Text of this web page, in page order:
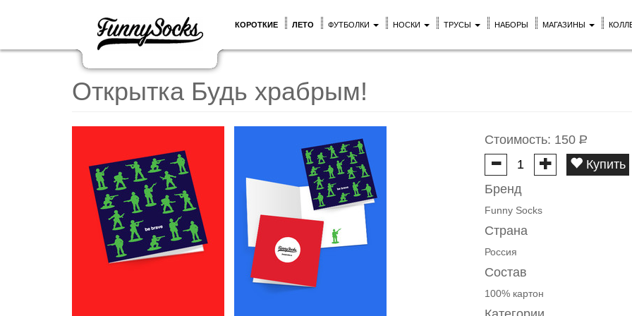
КОРОТКИЕ ЛЕТО ФУТБОЛКИ НОСКИ ТРУСЫ НАБОРЫ МАГАЗИНЫ
Открытка Будь храбрым!
Стоимость: 150 Р
Купить
Бренд
Funny Socks
Страна
Россия
Состав
100% картон